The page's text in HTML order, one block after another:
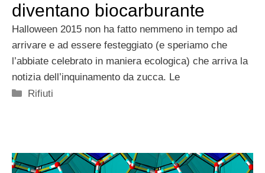
diventano biocarburante
Halloween 2015 non ha fatto nemmeno in tempo ad
arrivare e ad essere festeggiato (e speriamo che
l’abbiate celebrato in maniera ecologica) che arriva la
notizia dell’inquinamento da zucca. Le
Categorie
Rifiuti